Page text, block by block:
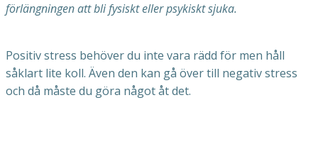
förlängningen att bli fysiskt eller psykiskt sjuka.
Positiv stress behöver du inte vara rädd för men håll
såklart lite koll. Även den kan gå över till negativ stress
och då måste du göra något åt det.